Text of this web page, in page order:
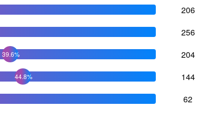
206
256
39.6% 204
44.8% 144
62